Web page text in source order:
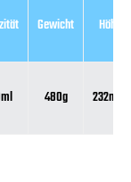
Gewicht Höhe
480g 232mm